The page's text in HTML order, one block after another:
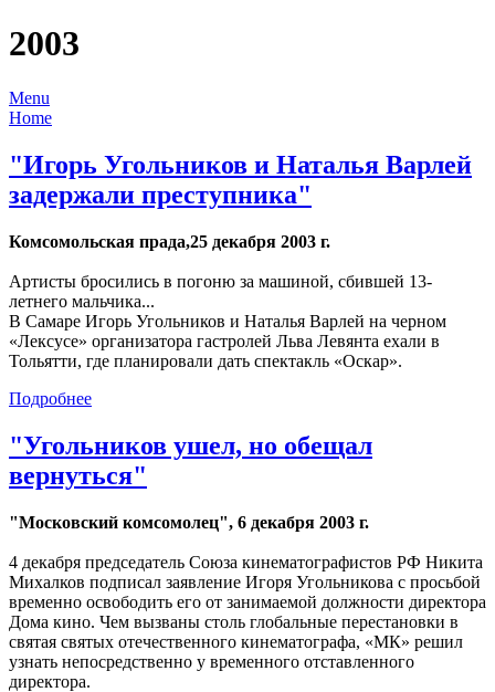
2003
Menu
Home
"Игорь Угольников и Наталья Варлей
задержали преступника"
Комсомольская прада,25 декабря 2003 г.
Артисты бросились в погоню за машиной, сбившей 13-
летнего мальчика...
В Самаре Игорь Угольников и Наталья Варлей на черном
«Лексусе» организатора гастролей Льва Левянта ехали в
Тольятти, где планировали дать спектакль «Оскар».
Подробнее
"Угольников ушел, но обещал
вернуться"
"Московский комсомолец", 6 декабря 2003 г.
4 декабря председатель Союза кинематографистов РФ Никита
Михалков подписал заявление Игоря Угольникова с просьбой
временно освободить его от занимаемой должности директора
Дома кино. Чем вызваны столь глобальные перестановки в
святая святых отечественного кинематографа, «МК» решил
узнать непосредственно у временного отставленного
директора.